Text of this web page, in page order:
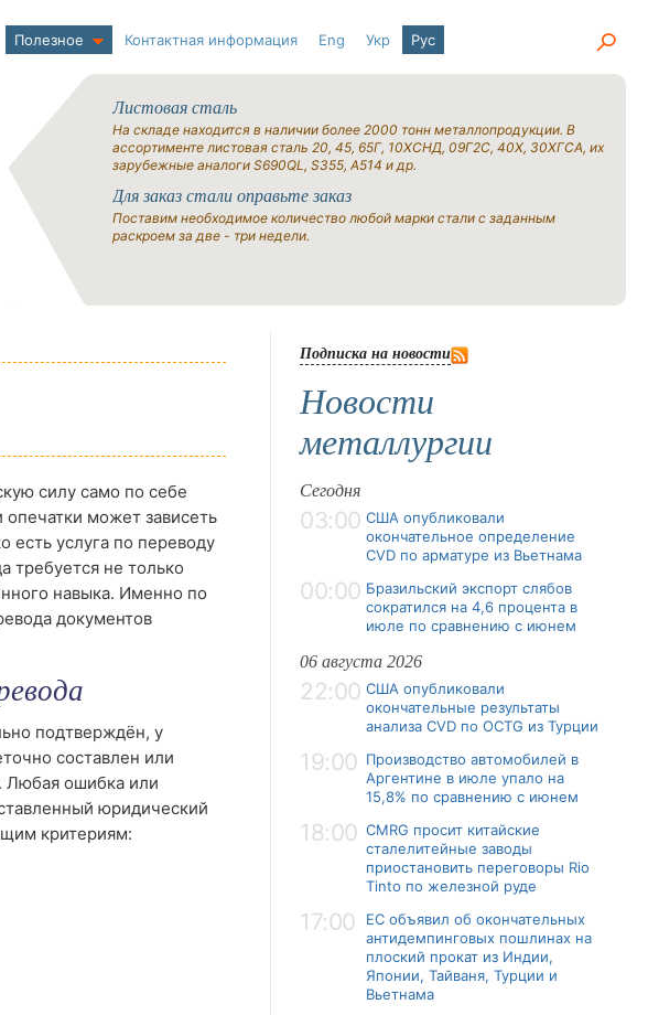
Полезное Контактная информация Eng Укр Рус
Листовая сталь
На складе находится в наличии более 2000 тонн металлопродукции. В
ассортименте листовая сталь 20, 45, 65Г, 10ХСНД, 09Г2С, 40Х, 30ХГСА, их
зарубежные аналоги S690QL, S355, A514 и др.
Для заказ стали оправьте заказ
Поставим необходимое количество любой марки стали с заданным
раскроем за две - три недели.
силу само по себе
может зависеть
есть услуга по переводу
требуется не только
навыка. Именно по
документов
подтверждён, у
составлен или
Любая ошибка или
юридический
критериям:
Подписка на новости
Новости
металлургии
Сегодня
03:00 США опубликовали
окончательное определение
CVD по арматуре из Вьетнама
00:00 Бразильский экспорт слябов
сократился на 4,6 процента в
июле по сравнению с июнем
06 августа 2026
22:00 США опубликовали
окончательные результаты
анализа CVD по OCTG из Турции
19:00 Производство автомобилей в
Аргентине в июле упало на
15,8% по сравнению с июнем
18:00 CMRG просит китайские
сталелитейные заводы
приостановить переговоры Rio
Tinto по железной руде
17:00
ЕС объявил об окончательных
антидемпинговых пошлинах на
плоский прокат из Индии,
Японии, Тайваня, Турции и
Вьетнама